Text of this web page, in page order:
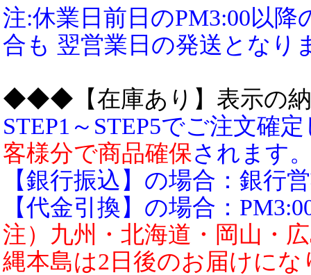
注:休業日前日のPM3:00以
合も 翌営業日の発送となり
◆◆◆【在庫あり】表示の
STEP1～STEP5でご注文確
客様分で商品確保されます
【銀行振込】の場合：銀行
【代金引換】の場合：
注）九州・北海道・岡山・
縄本島は2日後のお届けにな